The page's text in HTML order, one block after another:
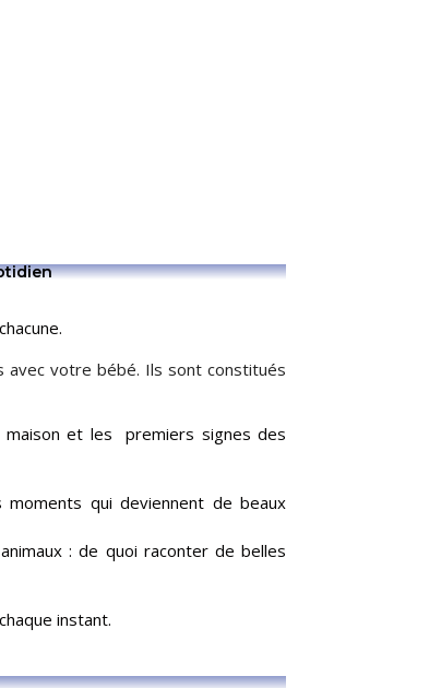
avec votre bébé. Ils sont constitués
maison et les premiers signes des
qui deviennent de beaux
: de quoi raconter de belles
instant.